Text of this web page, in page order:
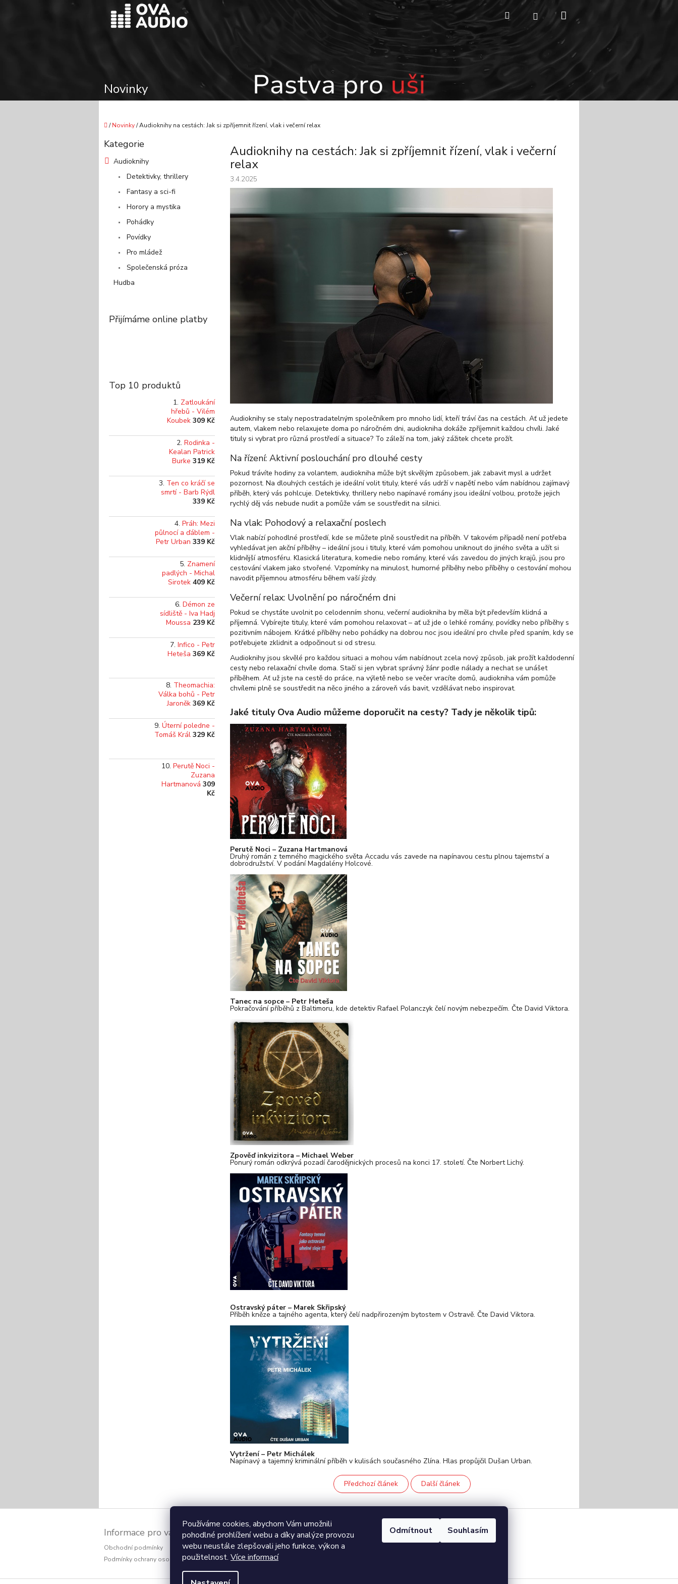
Používáme cookies, abychom Vám umožnili
pohodlné prohlížení webu a díky analýze provozu
webu neustále zlepšovali jeho funkce, výkon a
použitelnost. Více informací
Odmítnout Souhlasím
HledatPřihlášeníNákupní
Novinky
Domů
/ Novinky/Audioknihy na cestách: Jak si zpříjemnit řízení, vlak i večerní relax
Přeskočit
Kategorie
Audioknihy
Detektivky, thrillery
Fantasy a sci-fi
Horory a mystika
Pohádky
Povídky
Pro mládež
Společenská próza
Hudba
Přijímáme online platby
Top 10 produktů
Zatloukání
hřebů - Vilém
Koubek 309 Kč
Rodinka -
Kealan Patrick
Burke 319 Kč
Ten co kráčí se
smrtí - Barb Rýdl
339 Kč
Práh: Mezi
půlnocí a ďáblem -
Petr Urban 339 Kč
Znamení
padlých - Michal
Sirotek 409 Kč
Démon ze
sídliště - Iva Hadj
Moussa 239 Kč
Infico - Petr
Heteša 369 Kč
Theomachia:
Válka bohů - Petr
Jaroněk 369 Kč
Úterní poledne -
Tomáš Král 329 Kč
Perutě Noci -
Zuzana
Hartmanová 309
Kč
Audioknihy na cestách: Jak si zpříjemnit řízení, vlak i večerní
relax
3.4.2025
Audioknihy se staly nepostradatelným společníkem pro mnoho lidí, kteří tráví čas na cestách. Ať už jedete
autem, vlakem nebo relaxujete doma po náročném dni, audiokniha dokáže zpříjemnit každou chvíli. Jaké
tituly si vybrat pro různá prostředí a situace? To záleží na tom, jaký zážitek chcete prožít.
Na řízení: Aktivní poslouchání pro dlouhé cesty
Pokud trávíte hodiny za volantem, audiokniha může být skvělým způsobem, jak zabavit mysl a udržet
pozornost. Na dlouhých cestách je ideální volit tituly, které vás udrží v napětí nebo vám nabídnou zajímavý
příběh, který vás pohlcuje. Detektivky, thrillery nebo napínavé romány jsou ideální volbou, protože jejich
rychlý děj vás nebude nudit a pomůže vám se soustředit na silnici.
Na vlak: Pohodový a relaxační poslech
Vlak nabízí pohodlné prostředí, kde se můžete plně soustředit na příběh. V takovém případě není potřeba
vyhledávat jen akční příběhy – ideální jsou i tituly, které vám pomohou uniknout do jiného světa a užít si
klidnější atmosféru. Klasická literatura, komedie nebo romány, které vás zavedou do jiných krajů, jsou pro
cestování vlakem jako stvořené. Vzpomínky na minulost, humorné příběhy nebo příběhy o cestování mohou
navodit příjemnou atmosféru během vaší jízdy.
Večerní relax: Uvolnění po náročném dni
Pokud se chystáte uvolnit po celodenním shonu, večerní audiokniha by měla být především klidná a
příjemná. Vybírejte tituly, které vám pomohou relaxovat – ať už jde o lehké romány, povídky nebo příběhy s
pozitivním nábojem. Krátké příběhy nebo pohádky na dobrou noc jsou ideální pro chvíle před spaním, kdy se
potřebujete zklidnit a odpočinout si od stresu.
Audioknihy jsou skvělé pro každou situaci a mohou vám nabídnout zcela nový způsob, jak prožít každodenní
cesty nebo relaxační chvíle doma. Stačí si jen vybrat správný žánr podle nálady a nechat se unášet
příběhem. Ať už jste na cestě do práce, na výletě nebo se večer vracíte domů, audiokniha vám pomůže
chvílemi plně se soustředit na něco jiného a zároveň vás bavit, vzdělávat nebo inspirovat.
Jaké tituly Ova Audio můžeme doporučit na cesty? Tady je několik tipů:
Perutě Noci – Zuzana Hartmanová
Druhý román z temného magického světa Accadu vás zavede na napínavou cestu plnou tajemství a
dobrodružství. V podání Magdalény Holcové.
Tanec na sopce – Petr Heteša
Pokračování příběhů z Baltimoru, kde detektiv Rafael Polanczyk čelí novým nebezpečím. Čte David Viktora.
Zpověď inkvizitora – Michael Weber
Ponurý román odkrývá pozadí čarodějnických procesů na konci 17. století. Čte Norbert Lichý.
Ostravský páter – Marek Skřipský
Příběh kněze a tajného agenta, který čelí nadpřirozeným bytostem v Ostravě. Čte David Viktora.
Vytržení – Petr Michálek
Napínavý a tajemný kriminální příběh v kulisách současného Zlína. Hlas propůjčil Dušan Urban.
Předchozí článek Další článek
Informace pro vás
Obchodní podmínky
Podmínky ochrany osobních údajů